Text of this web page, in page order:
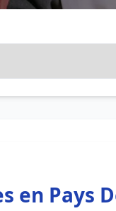
en Pays